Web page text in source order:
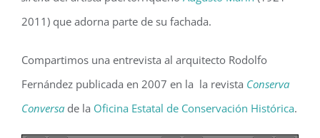
2011) que adorna parte de su fachada.
Compartimos una entrevista al arquitecto Rodolfo
Fernández publicada en 2007 en la la revista Conserva
Conversa de la Oficina Estatal de Conservación Histórica.